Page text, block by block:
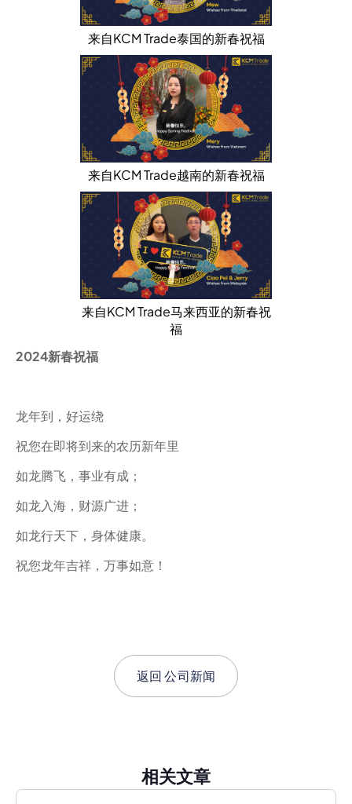
来自KCM Trade泰国的新春祝福
来自KCM Trade越南的新春祝福
来自KCM Trade马来西亚的新春祝
福
2024新春祝福
龙年到，好运绕
祝您在即将到来的农历新年里
如龙腾飞，事业有成；
如龙入海，财源广进；
如龙行天下，身体健康。
祝您龙年吉祥，万事如意！
返回公司新闻
相关文章